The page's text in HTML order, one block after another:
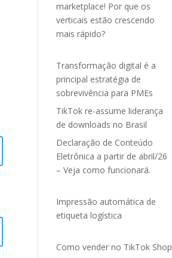
marketplace! Por que os
verticais estão crescendo
mais rápido?
Transformação digital é a
principal estratégia de
sobrevivência para PMEs
TikTok re-assume liderança
de downloads no Brasil
Declaração de Conteúdo
Eletrônica a partir de abril/26
– Veja como funcionará.
Impressão automática de
etiqueta logística
Como vender no TikTok Shop